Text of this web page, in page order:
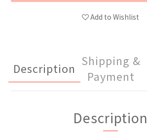
Add to Wishlist
Description
Shipping &
Payment
Description